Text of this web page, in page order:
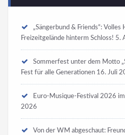
„Sängerbund & Friends“:
Freizeitgelände hinterm Schloss! 5.
Sommerfest unter dem Motto
Fest für alle Generationen 16. Juli
Euro-Musique-Festival 2026
2026
Von der WM abgeschaut: